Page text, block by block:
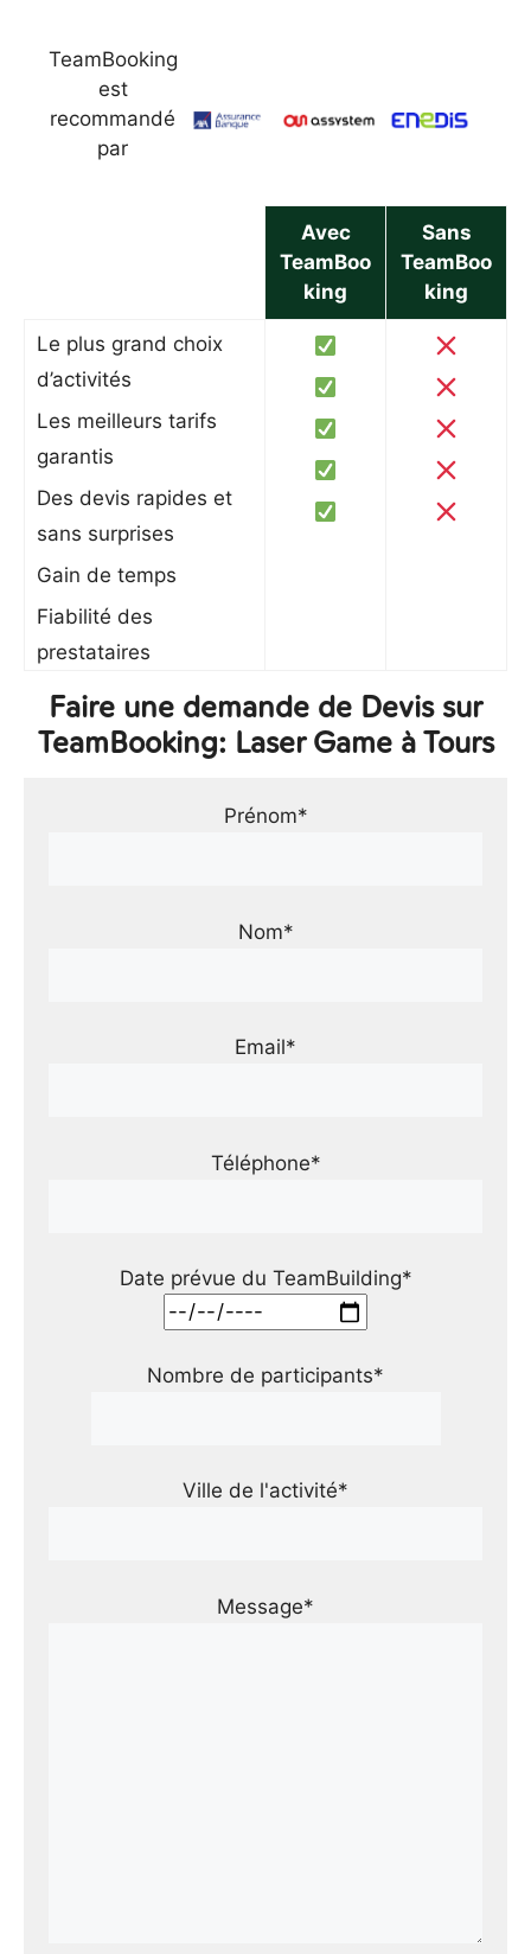
TeamBooking
est
recommandé
par
Avec
TeamBoo
king
Sans
TeamBoo
king
Le plus grand choix
d’activités
Les meilleurs tarifs
garantis
Des devis rapides et
sans surprises
Gain de temps
Fiabilité des
prestataires
Faire une demande de Devis sur
TeamBooking: Laser Game à Tours
Prénom*
Nom*
Email*
Téléphone*
Date prévue du TeamBuilding*
Nombre de participants*
Ville de l'activité*
Message*